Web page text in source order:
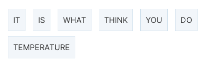
IT IS WHAT THINK YOU DO
TEMPERATURE